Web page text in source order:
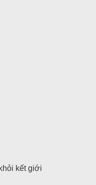
kết giới